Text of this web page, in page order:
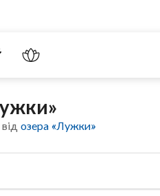
відозера «Лужки»